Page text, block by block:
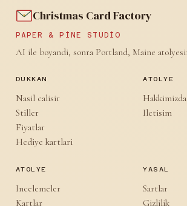
Christmas Card Factory
PAPER & PINE STUDIO
AI ile boyandi, sonra Portland, Maine
DUKKAN
Nasil calisir
Stiller
Fiyatlar
Hediye kartlari
ATOLYE
Hakkimizda
Iletisim
ATOLYE
Incelemeler
Kartlar
YASAL
Sartlar
Gizlilik